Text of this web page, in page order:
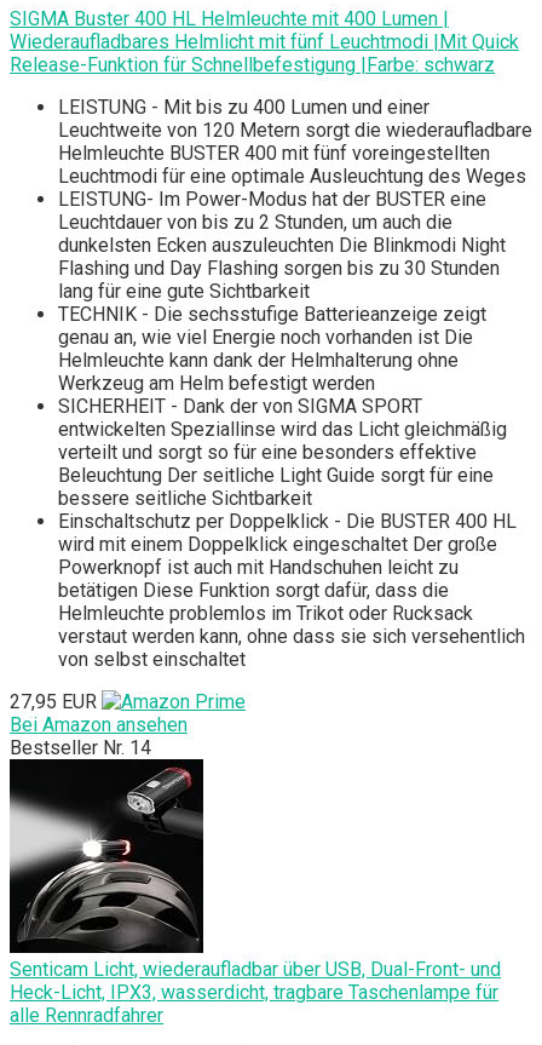
SIGMA Buster 400 HL Helmleuchte mit 400 Lumen |
Wiederaufladbares Helmlicht mit fünf Leuchtmodi |Mit Quick
Release-Funktion für Schnellbefestigung |Farbe: schwarz
LEISTUNG - Mit bis zu 400 Lumen und einer
Leuchtweite von 120 Metern sorgt die wiederaufladbare
Helmleuchte BUSTER 400 mit fünf voreingestellten
Leuchtmodi für eine optimale Ausleuchtung des Weges
LEISTUNG- Im Power-Modus hat der BUSTER eine
Leuchtdauer von bis zu 2 Stunden, um auch die
dunkelsten Ecken auszuleuchten Die Blinkmodi Night
Flashing und Day Flashing sorgen bis zu 30 Stunden
lang für eine gute Sichtbarkeit
TECHNIK - Die sechsstufige Batterieanzeige zeigt
genau an, wie viel Energie noch vorhanden ist Die
Helmleuchte kann dank der Helmhalterung ohne
Werkzeug am Helm befestigt werden
SICHERHEIT - Dank der von SIGMA SPORT
entwickelten Speziallinse wird das Licht gleichmäßig
verteilt und sorgt so für eine besonders effektive
Beleuchtung Der seitliche Light Guide sorgt für eine
bessere seitliche Sichtbarkeit
Einschaltschutz per Doppelklick - Die BUSTER 400 HL
wird mit einem Doppelklick eingeschaltet Der große
Powerknopf ist auch mit Handschuhen leicht zu
betätigen Diese Funktion sorgt dafür, dass die
Helmleuchte problemlos im Trikot oder Rucksack
verstaut werden kann, ohne dass sie sich versehentlich
von selbst einschaltet
27,95 EUR
Bei Amazon ansehen
Bestseller Nr. 14
Senticam Licht, wiederaufladbar über USB, Dual-Front- und
Heck-Licht, IPX3, wasserdicht, tragbare Taschenlampe für
alle Rennradfahrer